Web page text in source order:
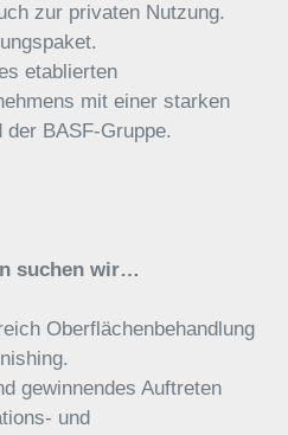
zur privaten Nutzung.
etablierten
mit einer starken
der BASF-Gruppe.
suchen wir…
Oberflächenbehandlung
gewinnendes Auftreten
und